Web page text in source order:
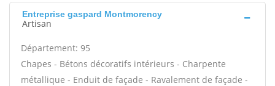
Entreprise gaspard Montmorency
Artisan
Département: 95
Chapes - Bétons décoratifs intérieurs - Charpente
métallique - Enduit de façade - Ravalement de façade -